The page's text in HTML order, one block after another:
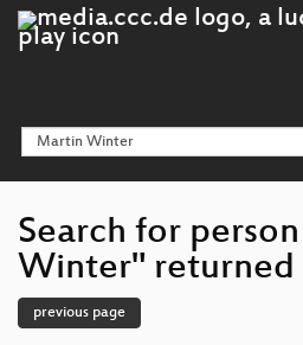
Search for
Winter" returned
previous page